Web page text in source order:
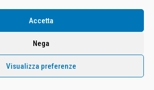
Accetta
Nega
Visualizza preferenze